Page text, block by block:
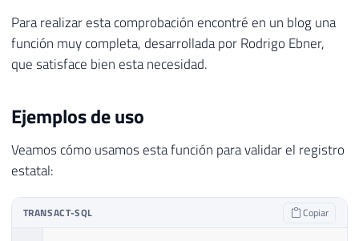
Para realizar esta comprobación encontré en un blog una
función muy completa, desarrollada por Rodrigo Ebner,
que satisface bien esta necesidad.
Ejemplos de uso
Veamos cómo usamos esta función para validar el registro
estatal:
TRANSACT-SQL Copiar